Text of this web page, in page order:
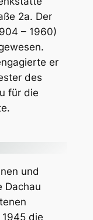
2a. Der
– 1960)
er
des
für die
und
Dachau
die